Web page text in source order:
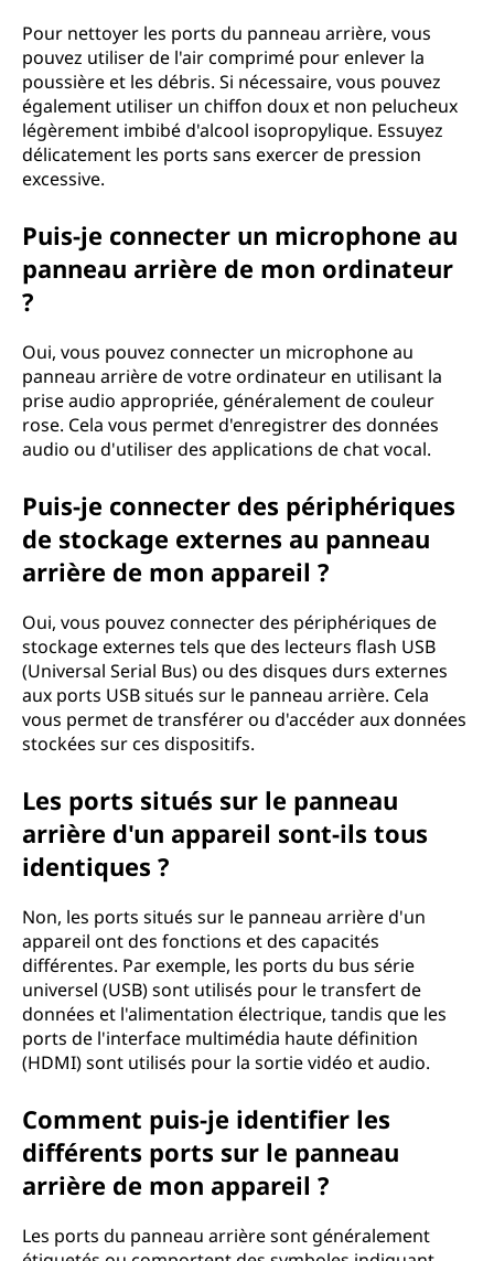
Pour nettoyer les ports du panneau arrière, vous
pouvez utiliser de l'air comprimé pour enlever la
poussière et les débris. Si nécessaire, vous pouvez
également utiliser un chiffon doux et non pelucheux
légèrement imbibé d'alcool isopropylique. Essuyez
délicatement les ports sans exercer de pression
excessive.
Puis-je connecter un microphone au
panneau arrière de mon ordinateur
?
Oui, vous pouvez connecter un microphone au
panneau arrière de votre ordinateur en utilisant la
prise audio appropriée, généralement de couleur
rose. Cela vous permet d'enregistrer des données
audio ou d'utiliser des applications de chat vocal.
Puis-je connecter des périphériques
de stockage externes au panneau
arrière de mon appareil ?
Oui, vous pouvez connecter des périphériques de
stockage externes tels que des lecteurs flash USB
(Universal Serial Bus) ou des disques durs externes
aux ports USB situés sur le panneau arrière. Cela
vous permet de transférer ou d'accéder aux données
stockées sur ces dispositifs.
Les ports situés sur le panneau
arrière d'un appareil sont-ils tous
identiques ?
Non, les ports situés sur le panneau arrière d'un
appareil ont des fonctions et des capacités
différentes. Par exemple, les ports du bus série
universel (USB) sont utilisés pour le transfert de
données et l'alimentation électrique, tandis que les
ports de l'interface multimédia haute définition
(HDMI) sont utilisés pour la sortie vidéo et audio.
Comment puis-je identifier les
différents ports sur le panneau
arrière de mon appareil ?
Les ports du panneau arrière sont généralement